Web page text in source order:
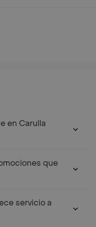
en Carulla
que
servicio a